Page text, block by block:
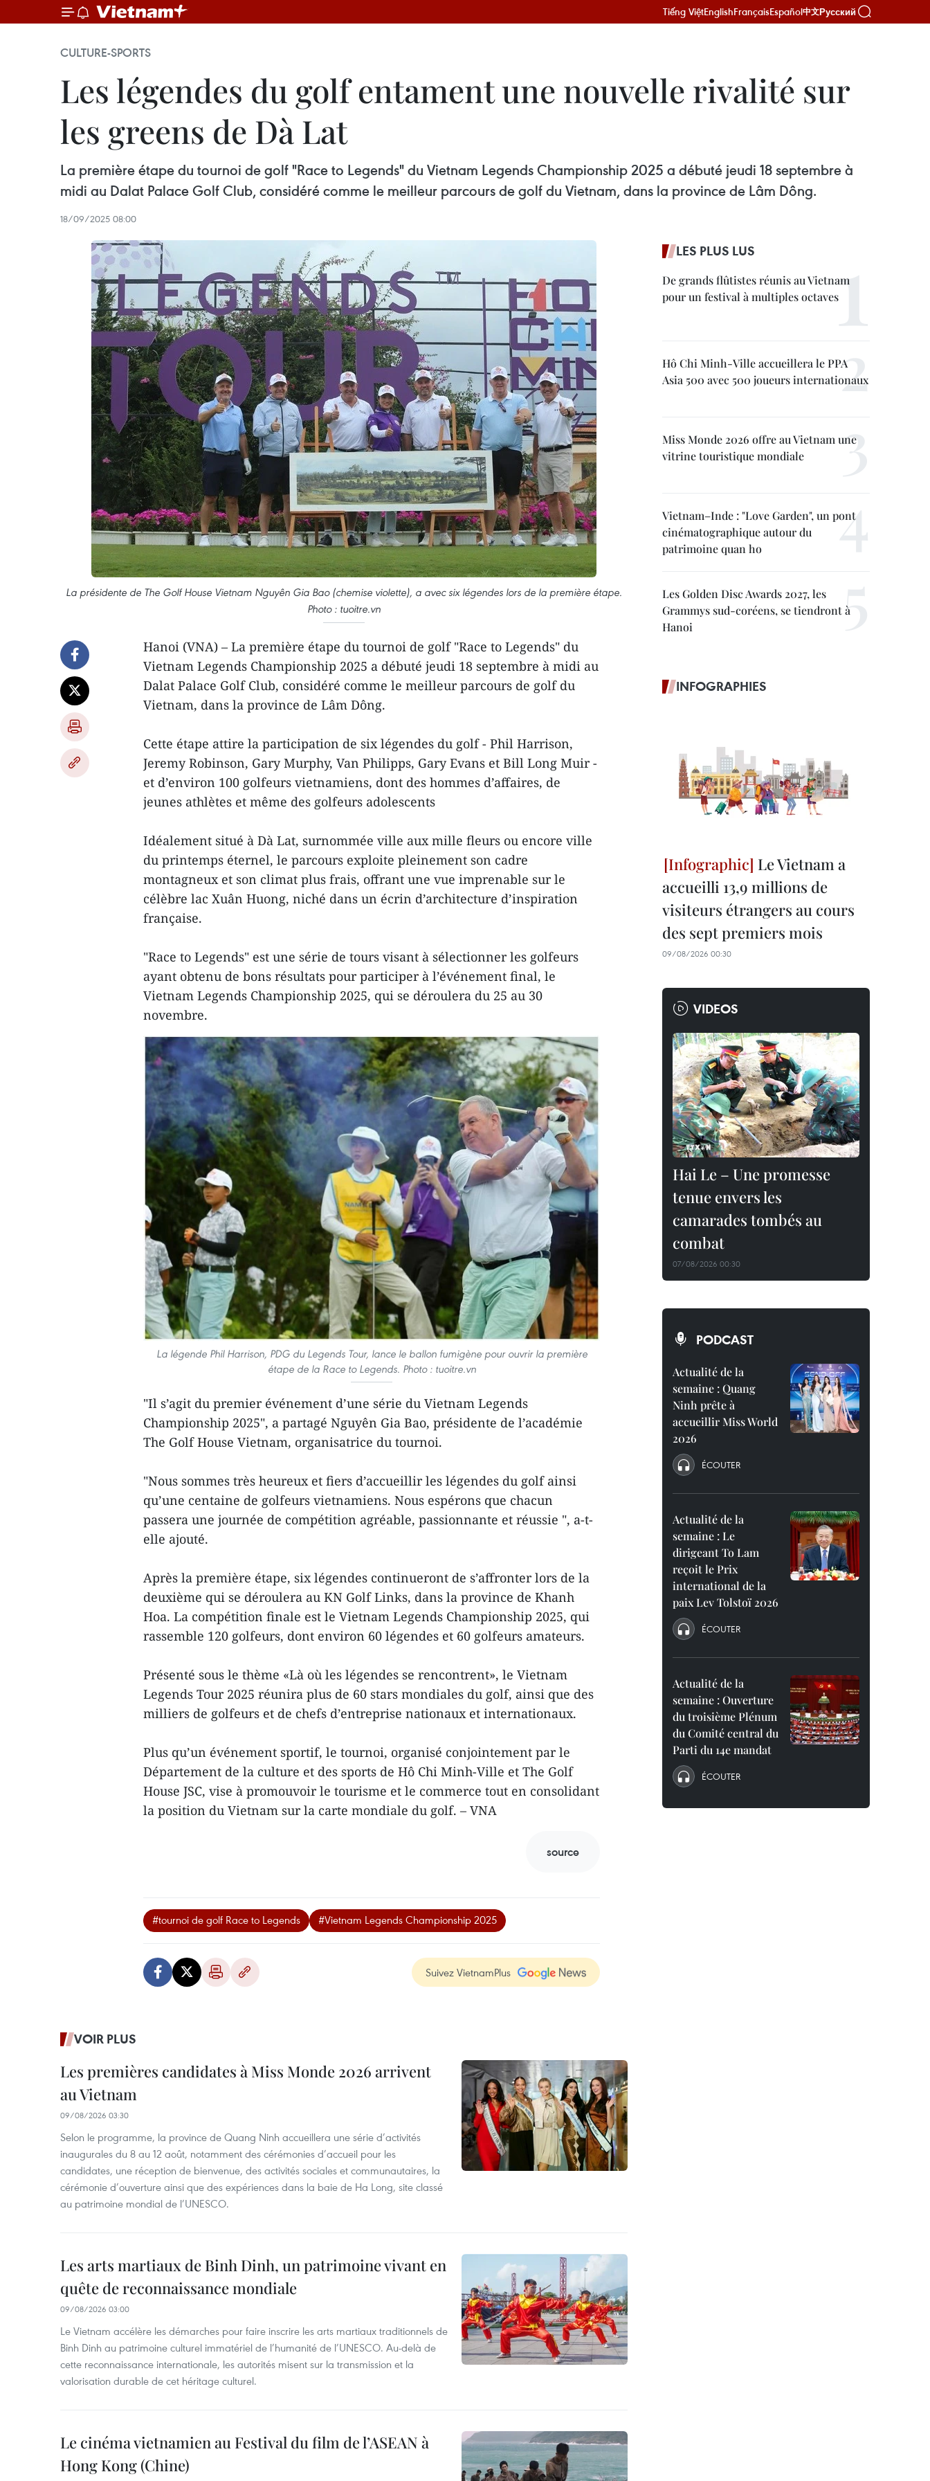
Tiếng ViệtEnglishFrançaisEspañol中文Русский
CULTURE-SPORTS
Les légendes du golf entament une nouvelle rivalité sur
les greens de Dà Lat
La première étape du tournoi de golf "Race to Legends" du Vietnam Legends Championship 2025 a débuté jeudi 18 septembre à
midi au Dalat Palace Golf Club, considéré comme le meilleur parcours de golf du Vietnam, dans la province de Lâm Dông.
18/09/2025 08:00
La présidente de The Golf House Vietnam Nguyên Gia Bao (chemise violette), a avec six légendes lors de la première étape.
Photo : tuoitre.vn
Hanoi (VNA) – La première étape du tournoi de golf "Race to Legends" du
Vietnam Legends Championship 2025 a débuté jeudi 18 septembre à midi au
Dalat Palace Golf Club, considéré comme le meilleur parcours de golf du
Vietnam, dans la province de Lâm Dông.
Cette étape attire la participation de six légendes du golf - Phil Harrison,
Jeremy Robinson, Gary Murphy, Van Philipps, Gary Evans et Bill Long Muir -
et d’environ 100 golfeurs vietnamiens, dont des hommes d’affaires, de
jeunes athlètes et même des golfeurs adolescents
Idéalement situé à Dà Lat, surnommée ville aux mille fleurs ou encore ville
du printemps éternel, le parcours exploite pleinement son cadre
montagneux et son climat plus frais, offrant une vue imprenable sur le
célèbre lac Xuân Huong, niché dans un écrin d’architecture d’inspiration
française.
"Race to Legends" est une série de tours visant à sélectionner les golfeurs
ayant obtenu de bons résultats pour participer à l’événement final, le
Vietnam Legends Championship 2025, qui se déroulera du 25 au 30
novembre.
La légende Phil Harrison, PDG du Legends Tour, lance le ballon fumigène pour ouvrir la première
étape de la Race to Legends. Photo : tuoitre.vn
"Il s’agit du premier événement d’une série du Vietnam Legends
Championship 2025", a partagé Nguyên Gia Bao, présidente de l’académie
The Golf House Vietnam, organisatrice du tournoi.
"Nous sommes très heureux et fiers d’accueillir les légendes du golf ainsi
qu’une centaine de golfeurs vietnamiens. Nous espérons que chacun
passera une journée de compétition agréable, passionnante et réussie ", a-t-
elle ajouté.
Après la première étape, six légendes continueront de s’affronter lors de la
deuxième qui se déroulera au KN Golf Links, dans la province de Khanh
Hoa. La compétition finale est le Vietnam Legends Championship 2025, qui
rassemble 120 golfeurs, dont environ 60 légendes et 60 golfeurs amateurs.
Présenté sous le thème «Là où les légendes se rencontrent», le Vietnam
Legends Tour 2025 réunira plus de 60 stars mondiales du golf, ainsi que des
milliers de golfeurs et de chefs d’entreprise nationaux et internationaux.
Plus qu’un événement sportif, le tournoi, organisé conjointement par le
Département de la culture et des sports de Hô Chi Minh-Ville et The Golf
House JSC, vise à promouvoir le tourisme et le commerce tout en consolidant
la position du Vietnam sur la carte mondiale du golf. – VNA
source
#tournoi de golf Race to Legends #Vietnam Legends Championship 2025
Suivez VietnamPlus
VOIR PLUS
Les premières candidates à Miss Monde 2026 arrivent
au Vietnam
09/08/2026 03:30
Selon le programme, la province de Quang Ninh accueillera une série d’activités
inaugurales du 8 au 12 août, notamment des cérémonies d’accueil pour les
candidates, une réception de bienvenue, des activités sociales et communautaires, la
cérémonie d’ouverture ainsi que des expériences dans la baie de Ha Long, site classé
au patrimoine mondial de l’UNESCO.
Les arts martiaux de Binh Dinh, un patrimoine vivant en
quête de reconnaissance mondiale
09/08/2026 03:00
Le Vietnam accélère les démarches pour faire inscrire les arts martiaux traditionnels de
Binh Dinh au patrimoine culturel immatériel de l’humanité de l’UNESCO. Au-delà de
cette reconnaissance internationale, les autorités misent sur la transmission et la
valorisation durable de cet héritage culturel.
Le cinéma vietnamien au Festival du film de l’ASEAN à
Hong Kong (Chine)
LES PLUS LUS
De grands flûtistes réunis au Vietnam
pour un festival à multiples octaves
Hô Chi Minh-Ville accueillera le PPA
Asia 500 avec 500 joueurs internationaux
Miss Monde 2026 offre au Vietnam une
vitrine touristique mondiale
Vietnam–Inde : "Love Garden", un pont
cinématographique autour du
patrimoine quan ho
Les Golden Disc Awards 2027, les
Grammys sud-coréens, se tiendront à
Hanoi
INFOGRAPHIES
Le Vietnam a
accueilli 13,9 millions de
visiteurs étrangers au cours
des sept premiers mois
09/08/2026 00:30
VIDEOS
Hai Le – Une promesse
tenue envers les
camarades tombés au
combat
07/08/2026 00:30
PODCAST
Actualité de la
semaine : Quang
Ninh prête à
accueillir Miss World
2026
ÉCOUTER
Actualité de la
semaine : Le
dirigeant To Lam
reçoit le Prix
international de la
paix Lev Tolstoï 2026
ÉCOUTER
Actualité de la
semaine : Ouverture
du troisième Plénum
du Comité central du
Parti du 14e mandat
ÉCOUTER